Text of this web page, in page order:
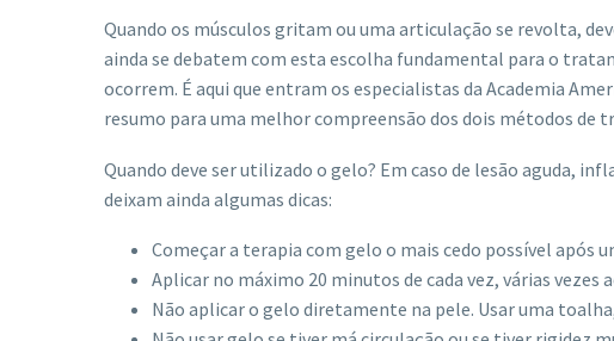
Quando os músculos gritam ou uma articulação se revolta,
ainda se debatem com esta escolha fundamental para o
ocorrem. É aqui que entram os especialistas da Academia
resumo para uma melhor compreensão dos dois métodos de
Quando deve ser utilizado o gelo? Em caso de lesão aguda,
deixam ainda algumas dicas:
Começar a terapia com gelo o mais cedo possível após
Aplicar no máximo 20 minutos de cada vez, várias vezes
Não aplicar o gelo diretamente na pele. Usar uma